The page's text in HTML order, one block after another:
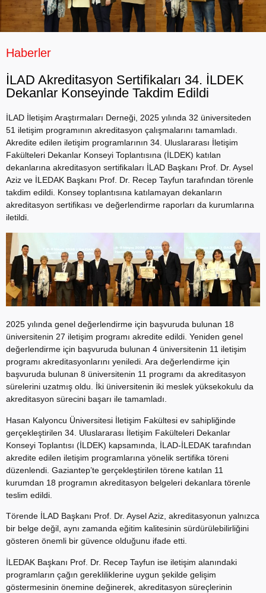
Haberler
İLAD Akreditasyon Sertifikaları 34. İLDEK
Dekanlar Konseyinde Takdim Edildi
İLAD İletişim Araştırmaları Derneği, 2025 yılında 32 üniversiteden
51 iletişim programının akreditasyon çalışmalarını tamamladı.
Akredite edilen iletişim programlarının 34. Uluslararası İletişim
Fakülteleri Dekanlar Konseyi Toplantısına (İLDEK) katılan
dekanlarına akreditasyon sertifikaları İLAD Başkanı Prof. Dr. Aysel
Aziz ve İLEDAK Başkanı Prof. Dr. Recep Tayfun tarafından törenle
takdim edildi. Konsey toplantısına katılamayan dekanların
akreditasyon sertifikası ve değerlendirme raporları da kurumlarına
iletildi.
2025 yılında genel değerlendirme için başvuruda bulunan 18
üniversitenin 27 iletişim programı akredite edildi. Yeniden genel
değerlendirme için başvuruda bulunan 4 üniversitenin 11 iletişim
programı akreditasyonlarını yeniledi. Ara değerlendirme için
başvuruda bulunan 8 üniversitenin 11 programı da akreditasyon
sürelerini uzatmış oldu. İki üniversitenin iki meslek yüksekokulu da
akreditasyon sürecini başarı ile tamamladı.
Hasan Kalyoncu Üniversitesi İletişim Fakültesi ev sahipliğinde
gerçekleştirilen 34. Uluslararası İletişim Fakülteleri Dekanlar
Konseyi Toplantısı (İLDEK) kapsamında, İLAD-İLEDAK tarafından
akredite edilen iletişim programlarına yönelik sertifika töreni
düzenlendi. Gaziantep’te gerçekleştirilen törene katılan 11
kurumdan 18 programın akreditasyon belgeleri dekanlara törenle
teslim edildi.
Törende İLAD Başkanı Prof. Dr. Aysel Aziz, akreditasyonun yalnızca
bir belge değil, aynı zamanda eğitim kalitesinin sürdürülebilirliğini
gösteren önemli bir güvence olduğunu ifade etti.
İLEDAK Başkanı Prof. Dr. Recep Tayfun ise iletişim alanındaki
programların çağın gerekliliklerine uygun şekilde gelişim
göstermesinin önemine değinerek, akreditasyon süreçlerinin